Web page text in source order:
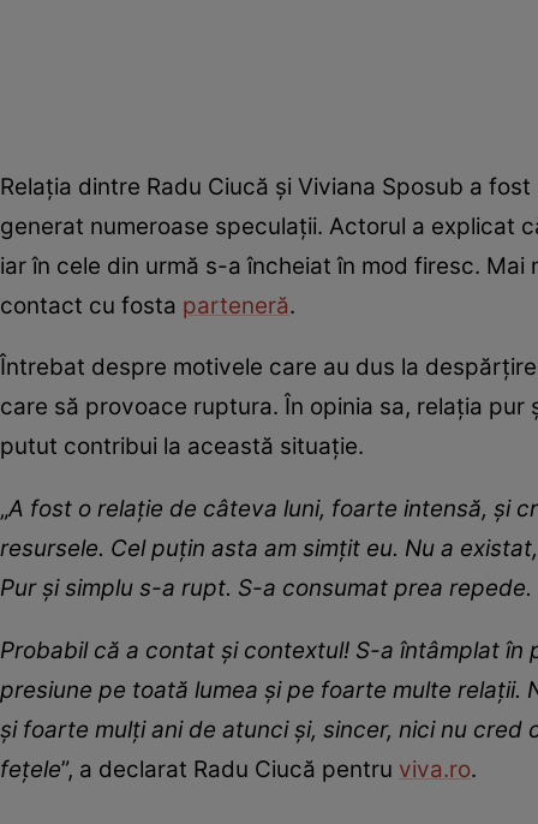
Relația dintre Radu Ciucă și Viviana Sposub a
generat numeroase speculații. Actorul a explicat
iar în cele din urmă s-a încheiat în mod firesc.
contact cu fosta parteneră.
Întrebat despre motivele care au dus la
care să provoace ruptura. În opinia sa, relația
putut contribui la această situație.
„A fost o relație de câteva luni, foarte intensă, și
resursele. Cel puțin asta am simțit eu. Nu a
Pur și simplu s-a rupt. S-a consumat prea repede.
Probabil că a contat și contextul! S-a întâmplat
presiune pe toată lumea și pe foarte multe
și foarte mulți ani de atunci și, sincer, nici nu
fețele”, a declarat Radu Ciucă pentru viva.ro.